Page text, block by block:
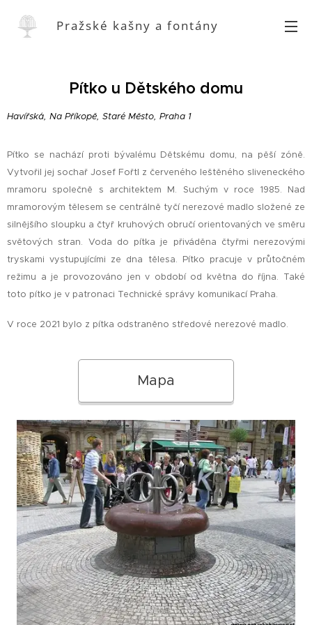
Pražské kašny a fontány
Pítko u Dětského domu
Havířská, Na Příkopě, Staré Město, Praha 1
Pítko se nachází proti bývalému Dětskému domu, na pěší zóně.
Vytvořil jej sochař Josef Fořtl z červeného leštěného sliveneckého
mramoru společně s architektem M. Suchým v roce 1985. Nad
mramorovým tělesem se centrálně tyčí nerezové madlo složené ze
silnějšího sloupku a čtyř kruhových obručí orientovaných ve směru
světových stran. Voda do pítka je přiváděna čtyřmi nerezovými
tryskami vystupujícími ze dna tělesa. Pítko pracuje v průtočném
režimu a je provozováno jen v období od května do října. Také
toto pítko je v patronaci Technické správy komunikací Praha.
V roce 2021 bylo z pítka odstraněno středové nerezové madlo.
Mapa